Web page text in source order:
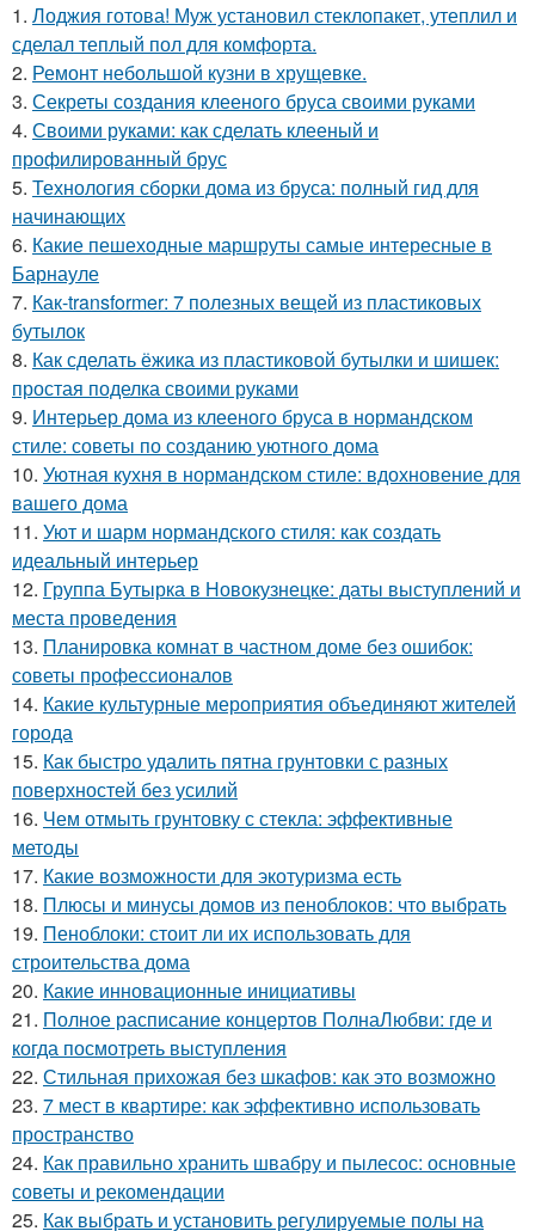
1. Лоджия готова! Муж установил стеклопакет, утеплил и
сделал теплый пол для комфорта.
2. Ремонт небольшой кузни в хрущевке.
3. Секреты создания клееного бруса своими руками
4. Своими руками: как сделать клееный и
профилированный брус
5. Технология сборки дома из бруса: полный гид для
начинающих
6. Какие пешеходные маршруты самые интересные в
Барнауле
7. Как-transformer: 7 полезных вещей из пластиковых
бутылок
8. Как сделать ёжика из пластиковой бутылки и шишек:
простая поделка своими руками
9. Интерьер дома из клееного бруса в нормандском
стиле: советы по созданию уютного дома
10. Уютная кухня в нормандском стиле: вдохновение для
вашего дома
11. Уют и шарм нормандского стиля: как создать
идеальный интерьер
12. Группа Бутырка в Новокузнецке: даты выступлений и
места проведения
13. Планировка комнат в частном доме без ошибок:
советы профессионалов
14. Какие культурные мероприятия объединяют жителей
города
15. Как быстро удалить пятна грунтовки с разных
поверхностей без усилий
16. Чем отмыть грунтовку с стекла: эффективные
методы
17. Какие возможности для экотуризма есть
18. Плюсы и минусы домов из пеноблоков: что выбрать
19. Пеноблоки: стоит ли их использовать для
строительства дома
20. Какие инновационные инициативы
21. Полное расписание концертов ПолнаЛюбви: где и
когда посмотреть выступления
22. Стильная прихожая без шкафов: как это возможно
23. 7 мест в квартире: как эффективно использовать
пространство
24. Как правильно хранить швабру и пылесос: основные
советы и рекомендации
25. Как выбрать и установить регулируемые полы на